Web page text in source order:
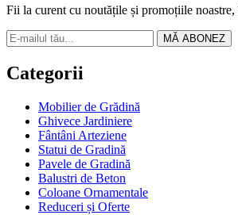
Fii la curent cu noutățile și promoțiile noastre,
MĂ ABONEZ
Categorii
Mobilier de Grădină
Ghivece Jardiniere
Fântâni Arteziene
Statui de Gradină
Pavele de Gradină
Balustri de Beton
Coloane Ornamentale
Reduceri și Oferte